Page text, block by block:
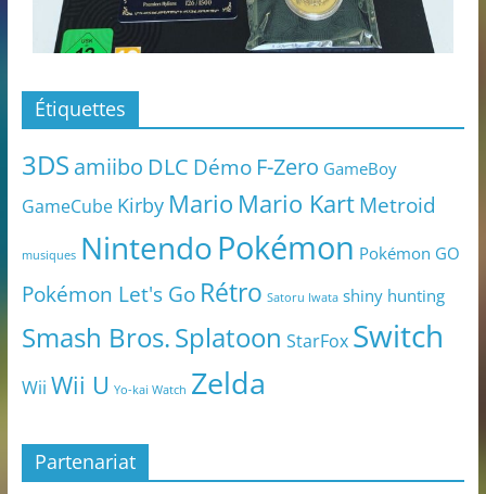
Étiquettes
3DS amiibo DLC Démo F-Zero GameBoy
GameCube Kirby Mario Mario KartMetroid
musiques NintendoPokémon Pokémon GO
Pokémon Let's Go Rétro Satoru Iwata shiny hunting
Smash Bros.Splatoon StarFox Switch
Wii Wii U Yo-kai Watch Zelda
Partenariat